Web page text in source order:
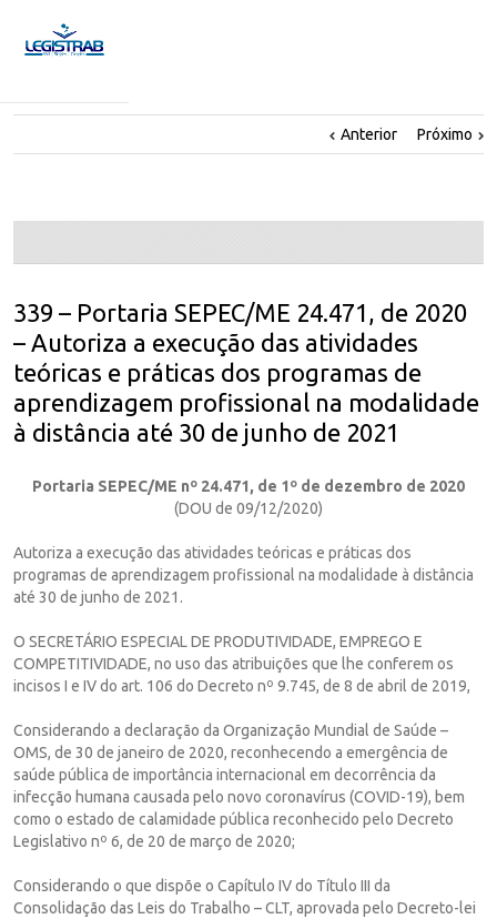
Anterior Próximo
339 – Portaria SEPEC/ME 24.471, de 2020
– Autoriza a execução das atividades
teóricas e práticas dos programas de
aprendizagem profissional na modalidade
à distância até 30 de junho de 2021
Portaria SEPEC/ME nº 24.471, de 1º de dezembro de 2020
(DOU de 09/12/2020)
Autoriza a execução das atividades teóricas e práticas dos
programas de aprendizagem profissional na modalidade à distância
até 30 de junho de 2021.
O SECRETÁRIO ESPECIAL DE PRODUTIVIDADE, EMPREGO E
COMPETITIVIDADE, no uso das atribuições que lhe conferem os
incisos I e IV do art. 106 do Decreto nº 9.745, de 8 de abril de 2019,
Considerando a declaração da Organização Mundial de Saúde –
OMS, de 30 de janeiro de 2020, reconhecendo a emergência de
saúde pública de importância internacional em decorrência da
infecção humana causada pelo novo coronavírus (COVID-19), bem
como o estado de calamidade pública reconhecido pelo Decreto
Legislativo nº 6, de 20 de março de 2020;
Considerando o que dispõe o Capítulo IV do Título III da
Consolidação das Leis do Trabalho – CLT, aprovada pelo Decreto-lei